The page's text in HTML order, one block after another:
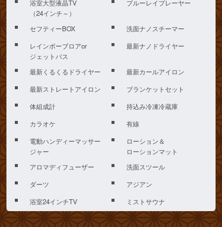
浴室大型液晶TV
（24インチ～）
ブルーレイプレーヤー
セフティーBOX
洗面ナノスチーマー
レインボーブロアor
ジェットバス
最新ナノドライヤー
最新くるくるドライヤー
最新カールアイロン
最新ストレートアイロン
ブランケットセット
体組成計
持込み冷凍冷蔵庫
カラオケ
有線
電動ハンディーマッサー
ジャー
ローション＆
ローションマット
アロマディフューザー
洗面スツール
ダーツ
アジアン
浴室24インチTV
ミストサウナ